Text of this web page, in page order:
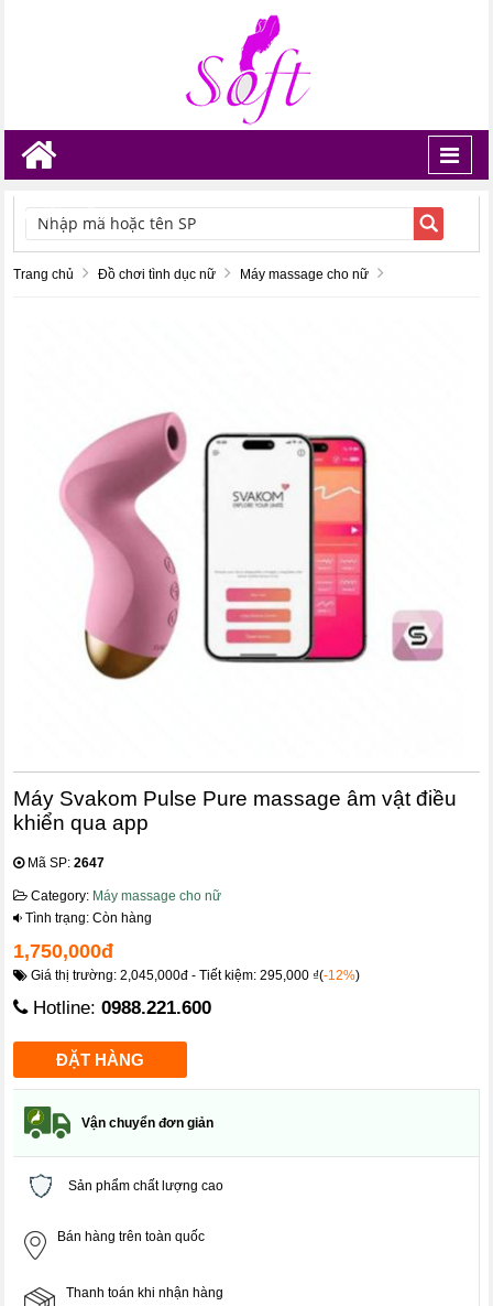
TÌM KIẾM
Trang chủ Đồ chơi tình dục nữ Máy massage cho nữ
Máy Svakom Pulse Pure massage âm vật điều
khiển qua app
Mã SP:2647
Category: Máy massage cho nữ
Tình trạng: Còn hàng
1,750,000đ
Giá thị trường: 2,045,000đ - Tiết kiệm: 295,000 ₫(-12%)
Hotline:0988.221.600
Vận chuyển đơn giản
Sản phẩm chất lượng cao
Bán hàng trên toàn quốc
Thanh toán khi nhận hàng